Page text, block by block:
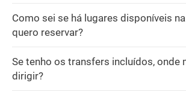
Como sei se há lugares disponíveis
quero reservar?
Se tenho os transfers incluídos, onde
dirigir?